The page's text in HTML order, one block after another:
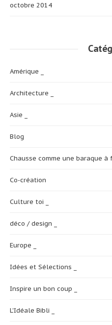
octobre 2014
Amérique _
Architecture _
Asie _
Blog
Chausse comme une baraque à
Co-création
Culture toi _
déco / design _
Europe _
Idées et Sélections _
Inspire un bon coup _
L'Idéale Bibli _